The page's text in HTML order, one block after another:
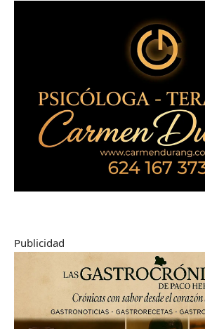
Publicidad